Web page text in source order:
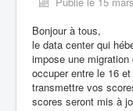
Bonjour à tous,
le data center qui
impose une
occuper entre le 16
transmettre vos
scores seront mis à